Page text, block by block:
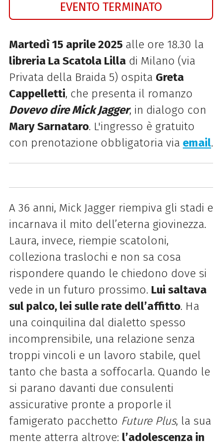
EVENTO TERMINATO
Martedì 15 aprile 2025 alle ore 18.30 la
libreria La Scatola Lilladi Milano (via
Privata della Braida 5) ospita Greta
Cappelletti, che presenta il romanzo
Dovevo dire Mick Jagger, in dialogo con
Mary Sarnataro. L'ingresso è gratuito
con prenotazione obbligatoria via email.
A 36 anni, Mick Jagger riempiva gli stadi e
incarnava il mito dell’eterna giovinezza.
Laura, invece, riempie scatoloni,
colleziona traslochi e non sa cosa
rispondere quando le chiedono dove si
vede in un futuro prossimo. Lui saltava
sul palco, lei sulle rate dell’affitto. Ha
una coinquilina dal dialetto spesso
incomprensibile, una relazione senza
troppi vincoli e un lavoro stabile, quel
tanto che basta a soffocarla. Quando le
si parano davanti due consulenti
assicurative pronte a proporle il
famigerato pacchetto Future Plus, la sua
mente atterra altrove: l’adolescenza in